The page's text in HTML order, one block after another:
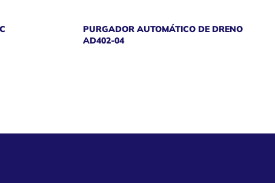
PURGADOR AUTOMÁTICO DE DRENO
AD402-04